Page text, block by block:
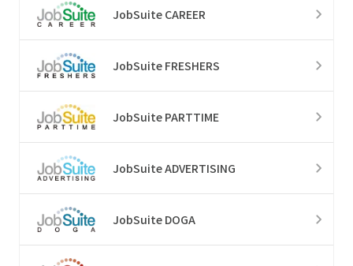
JobSuite CAREER
JobSuite FRESHERS
JobSuite PARTTIME
JobSuite ADVERTISING
JobSuite DOGA